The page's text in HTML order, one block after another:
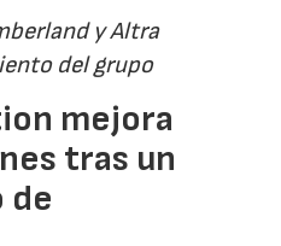
y Altra
del grupo
mejora
tras un
de